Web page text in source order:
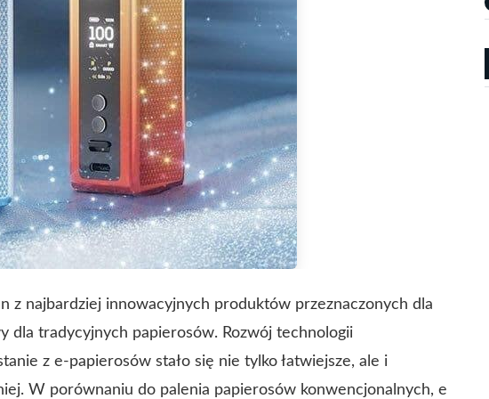
z najbardziej innowacyjnych produktów przeznaczonych dla
dla tradycyjnych papierosów. Rozwój technologii
z e-papierosów stało się nie tylko łatwiejsze, ale i
W porównaniu do palenia papierosów konwencjonalnych, e